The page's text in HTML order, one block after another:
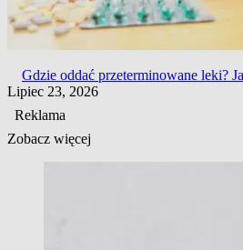
Gdzie oddać przeterminowane leki?
Lipiec 23, 2026
Reklama
Zobacz więcej